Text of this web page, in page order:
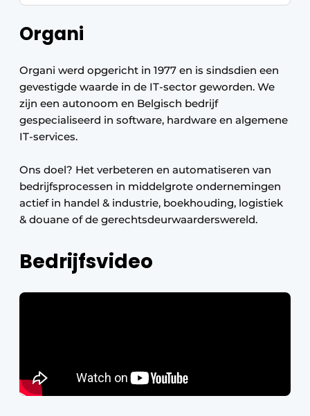
Bedrijfsafval
Bouw & Sloopafval
Elektronisch Afval
Glasrecyclage
Houtafval
Kunststofafval
Medisch afval
Metaalrecyclage
Organi
Organi werd opgericht in 1977 en is sindsdien een
gevestigde waarde in de IT-sector geworden. We
zijn een autonoom en Belgisch bedrijf
gespecialiseerd in software, hardware en algemene
IT-services.
Ons doel? Het verbeteren en automatiseren van
bedrijfsprocessen in middelgrote ondernemingen
actief in handel & industrie, boekhouding, logistiek
& douane of de gerechtsdeurwaarderswereld.
Bedrijfsvideo